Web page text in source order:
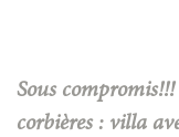
sous compromis!!! à vendre à montbrun-des-
corbières : villa